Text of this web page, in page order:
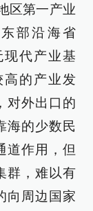
区第一产业
部沿海省
现代产业基
的产业发
对外出口的
海的少数民
道作用，但
群，难以有
向周边国家